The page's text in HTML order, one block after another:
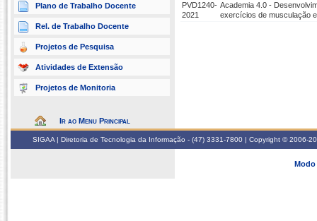
Plano de Trabalho Docente
Rel. de Trabalho Docente
Projetos de Pesquisa
Atividades de Extensão
Projetos de Monitoria
Ir ao Menu Principal
PVD1240-
2021
Academia 4.0 -
exercícios de musculação
SIGAA | Diretoria de Tecnologia da Informação - (47) 3331-7800 | Copyright © 2006-
Modo